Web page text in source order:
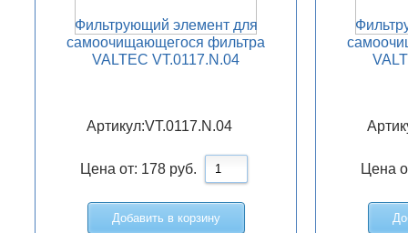
Фильтрующий элемент для
самоочищающегося фильтра
VALTEC VT.0117.N.04
Артикул:VT.0117.N.04
Цена от: 178 руб.
Добавить в корзину
Цена